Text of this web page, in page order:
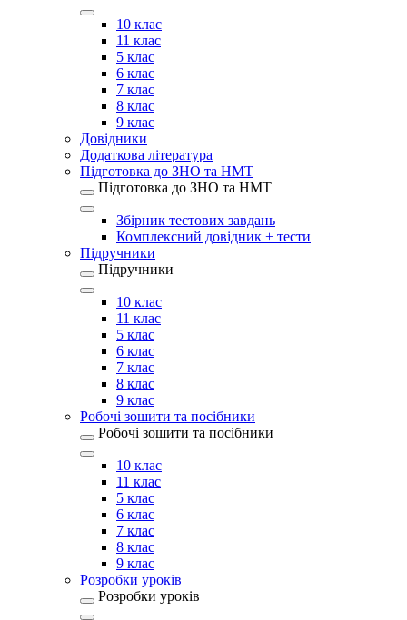
10 клас
11 клас
5 клас
6 клас
7 клас
8 клас
9 клас
Довідники
Додаткова література
Підготовка до ЗНО та НМТ
Підготовка до ЗНО та НМТ
Збірник тестових завдань
Комплексний довідник + тести
Підручники
Підручники
10 клас
11 клас
5 клас
6 клас
7 клас
8 клас
9 клас
Робочі зошити та посібники
Робочі зошити та посібники
10 клас
11 клас
5 клас
6 клас
7 клас
8 клас
9 клас
Розробки уроків
Розробки уроків